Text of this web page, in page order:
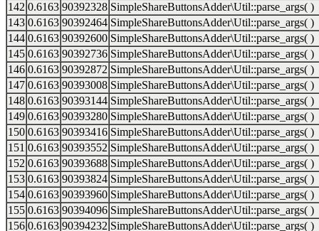
142 0.6163 90392328 SimpleShareButtonsAdder\Util::parse_args( )
143 0.6163 90392464 SimpleShareButtonsAdder\Util::parse_args( )
144 0.6163 90392600 SimpleShareButtonsAdder\Util::parse_args( )
145 0.6163 90392736 SimpleShareButtonsAdder\Util::parse_args( )
146 0.6163 90392872 SimpleShareButtonsAdder\Util::parse_args( )
147 0.6163 90393008 SimpleShareButtonsAdder\Util::parse_args( )
148 0.6163 90393144 SimpleShareButtonsAdder\Util::parse_args( )
149 0.6163 90393280 SimpleShareButtonsAdder\Util::parse_args( )
150 0.6163 90393416 SimpleShareButtonsAdder\Util::parse_args( )
151 0.6163 90393552 SimpleShareButtonsAdder\Util::parse_args( )
152 0.6163 90393688 SimpleShareButtonsAdder\Util::parse_args( )
153 0.6163 90393824 SimpleShareButtonsAdder\Util::parse_args( )
154 0.6163 90393960 SimpleShareButtonsAdder\Util::parse_args( )
155 0.6163 90394096 SimpleShareButtonsAdder\Util::parse_args( )
156 0.6163 90394232 SimpleShareButtonsAdder\Util::parse_args( )